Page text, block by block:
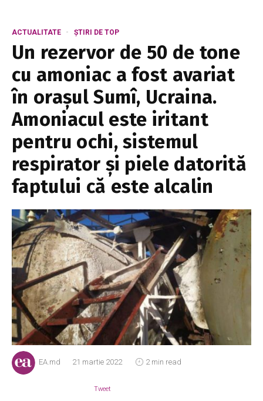
ACTUALITATE ȘTIRI DE TOP
Un rezervor de 50 de tone
cu amoniac a fost avariat
în orașul Sumî, Ucraina.
Amoniacul este iritant
pentru ochi, sistemul
respirator și piele datorită
faptului că este alcalin
EA.md 21 martie 2022 2 min read
Tweet